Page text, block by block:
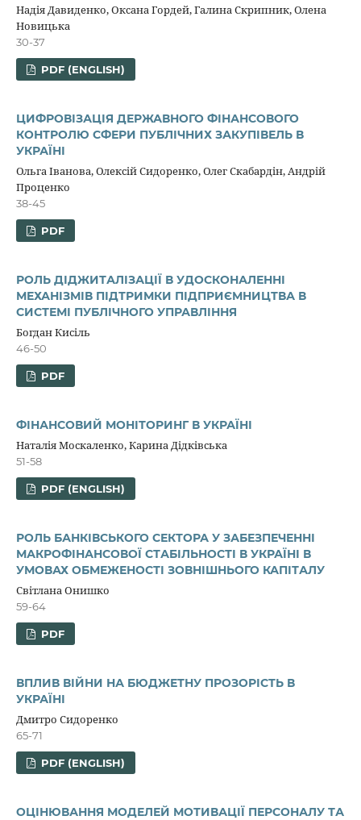
Надія Давиденко, Оксана Гордей, Галина Скрипник, Олена
Новицька
30-37
PDF (ENGLISH)
ЦИФРОВІЗАЦІЯ ДЕРЖАВНОГО ФІНАНСОВОГО
КОНТРОЛЮ СФЕРИ ПУБЛІЧНИХ ЗАКУПІВЕЛЬ В
УКРАЇНІ
Ольга Іванова, Олексій Сидоренко, Олег Скабардін, Андрій
Проценко
38-45
PDF
РОЛЬ ДІДЖИТАЛІЗАЦІЇ В УДОСКОНАЛЕННІ
МЕХАНІЗМІВ ПІДТРИМКИ ПІДПРИЄМНИЦТВА В
СИСТЕМІ ПУБЛІЧНОГО УПРАВЛІННЯ
Богдан Кисіль
46-50
PDF
ФІНАНСОВИЙ МОНІТОРИНГ В УКРАЇНІ
Наталія Москаленко, Карина Дідківська
51-58
PDF (ENGLISH)
РОЛЬ БАНКІВСЬКОГО СЕКТОРА У ЗАБЕЗПЕЧЕННІ
МАКРОФІНАНСОВОЇ СТАБІЛЬНОСТІ В УКРАЇНІ В
УМОВАХ ОБМЕЖЕНОСТІ ЗОВНІШНЬОГО КАПІТАЛУ
Світлана Онишко
59-64
PDF
ВПЛИВ ВІЙНИ НА БЮДЖЕТНУ ПРОЗОРІСТЬ В
УКРАЇНІ
Дмитро Сидоренко
65-71
PDF (ENGLISH)
ОЦІНЮВАННЯ МОДЕЛЕЙ МОТИВАЦІЇ ПЕРСОНАЛУ ТА